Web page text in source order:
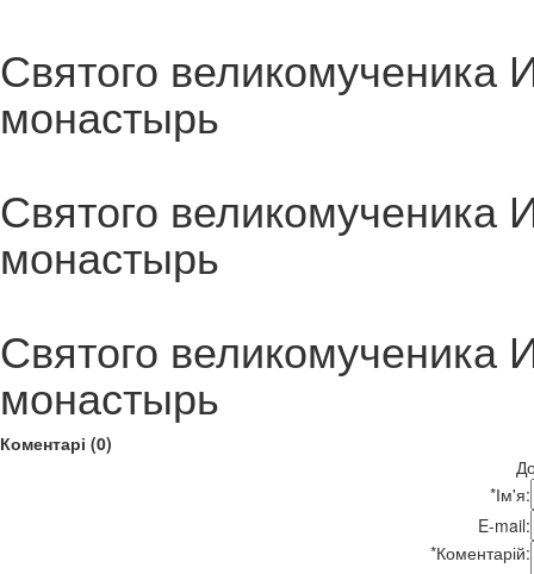
Святого великомученика
монастырь
Святого великомученика
монастырь
Святого великомученика
монастырь
Коментарі (0)
*Ім'я:
E-mail:
*Коментарій: